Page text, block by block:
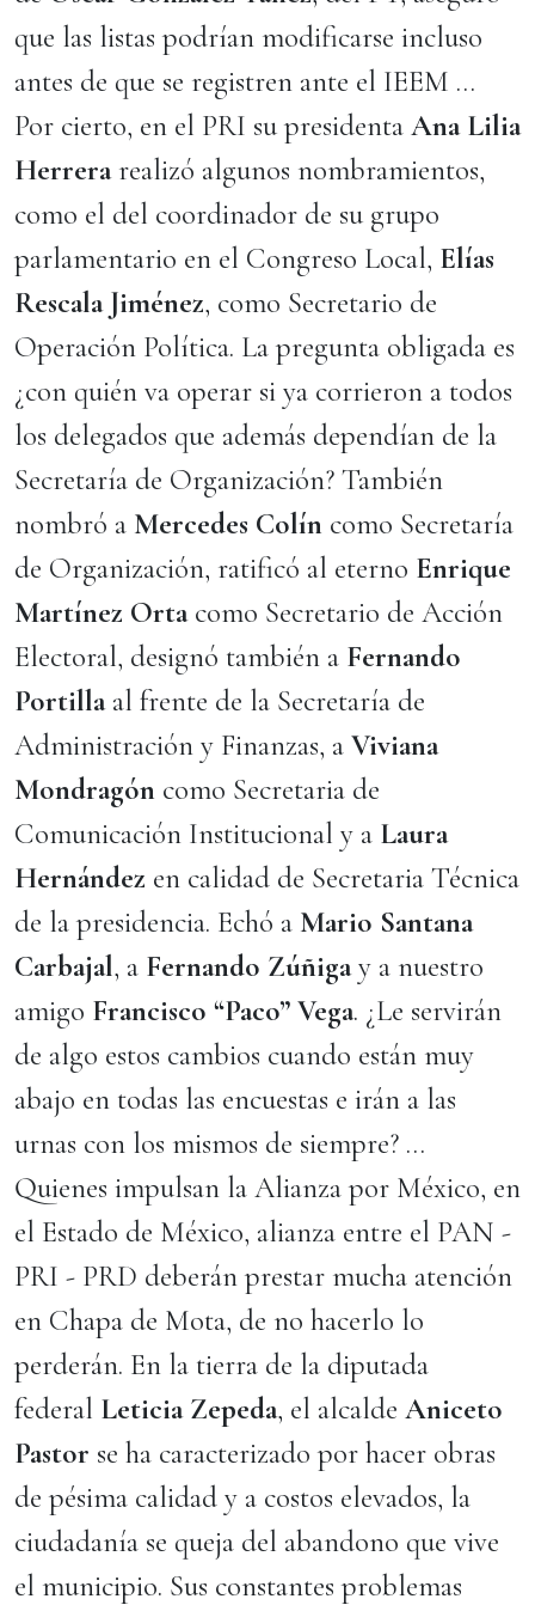
que las listas podrían modificarse incluso
antes de que se registren ante el IEEM …
Por cierto, en el PRI su presidenta Ana Lilia
Herrerarealizó algunos nombramientos,
como el del coordinador de su grupo
parlamentario en el Congreso Local, Elías
Rescala Jiménez, como Secretario de
Operación Política. La pregunta obligada es
¿con quién va operar si ya corrieron a todos
los delegados que además dependían de la
Secretaría de Organización? También
nombró a Mercedes Colín como Secretaría
de Organización, ratificó al eterno Enrique
Martínez Ortacomo Secretario de Acción
Electoral, designó también a Fernando
Portillaal frente de la Secretaría de
Administración y Finanzas, a Viviana
Mondragón como Secretaria de
Comunicación Institucional y a Laura
Hernández en calidad de Secretaria Técnica
de la presidencia. Echó a Mario Santana
Carbajal, a Fernando Zúñigay a nuestro
amigo Francisco “Paco” Vega. ¿Le servirán
de algo estos cambios cuando están muy
abajo en todas las encuestas e irán a las
urnas con los mismos de siempre? …
Quienes impulsan la Alianza por México, en
el Estado de México, alianza entre el PAN -
PRI - PRD deberán prestar mucha atención
en Chapa de Mota, de no hacerlo lo
perderán. En la tierra de la diputada
federal Leticia Zepeda, el alcalde Aniceto
Pastor se ha caracterizado por hacer obras
de pésima calidad y a costos elevados, la
ciudadanía se queja del abandono que vive
el municipio. Sus constantes problemas